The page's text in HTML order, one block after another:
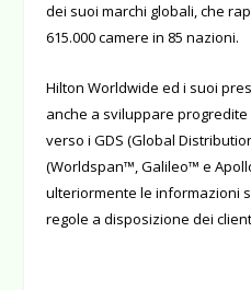
dei suoi marchi globali, che
615.000 camere in 85 nazioni.
Hilton Worldwide ed i suoi
anche a sviluppare
verso i GDS (Global
(Worldspan™, Galileo™ e
ulteriormente le informazioni
regole a disposizione dei